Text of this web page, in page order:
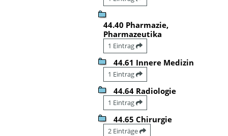
44.40 Pharmazie,
Pharmazeutika
1 Eintrag
44.61 Innere Medizin
1 Eintrag
44.64 Radiologie
1 Eintrag
44.65 Chirurgie
2 Einträge